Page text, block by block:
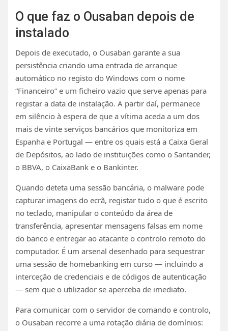
O que faz o Ousaban depois de
instalado
Depois de executado, o Ousaban garante a sua
persistência criando uma entrada de arranque
automático no registo do Windows com o nome
“Financeiro” e um ficheiro vazio que serve apenas para
registar a data de instalação. A partir daí, permanece
em silêncio à espera de que a vítima aceda a um dos
mais de vinte serviços bancários que monitoriza em
Espanha e Portugal — entre os quais está a Caixa Geral
de Depósitos, ao lado de instituições como o Santander,
o BBVA, o CaixaBank e o Bankinter.
Quando deteta uma sessão bancária, o malware pode
capturar imagens do ecrã, registar tudo o que é escrito
no teclado, manipular o conteúdo da área de
transferência, apresentar mensagens falsas em nome
do banco e entregar ao atacante o controlo remoto do
computador. É um arsenal desenhado para sequestrar
uma sessão de homebanking em curso — incluindo a
interceção de credenciais e de códigos de autenticação
— sem que o utilizador se aperceba de imediato.
Para comunicar com o servidor de comando e controlo,
o Ousaban recorre a uma rotação diária de domínios: